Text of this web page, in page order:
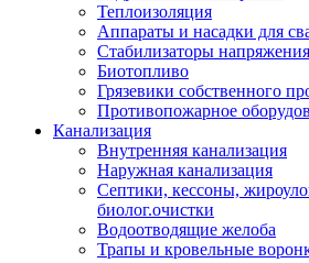
Теплоизоляция
Аппараты и насадки для
Стабилизаторы напряжения
Биотопливо
Грязевики собственного
Противопожарное
Канализация
Внутренняя канализация
Наружная канализация
Септики, кессоны,
биолог.очистки
Водоотводящие желоба
Трапы и кровельные